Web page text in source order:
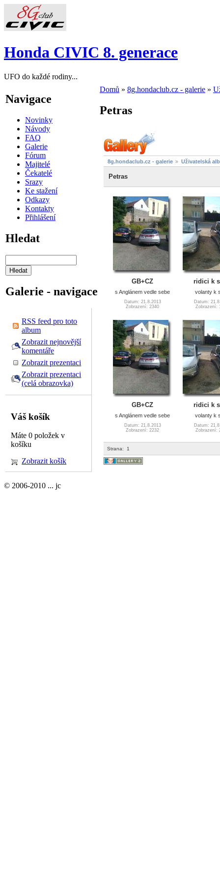
Honda CIVIC 8. generace
UFO do každé rodiny...
Navigace
Novinky
Návody
FAQ
Galerie
Fórum
Majitelé
Čekatelé
Srazy
Ke stažení
Odkazy
Kontakty
Přihlášení
Hledat
Galerie - navigace
RSS feed pro toto
album
Zobrazit nejnovější
komentáře
Zobrazit prezentaci
Zobrazit prezentaci
(celá obrazovka)
Váš košík
Máte 0 položek v
košíku
Zobrazit košík
Domů » 8g.hondaclub.cz - galerie »
Petras
8g.hondaclub.cz - galerie Uživatelská
Petras
GB+CZ
s Anglánem vedle sebe
Datum: 21.8.2013
Zobrazení: 2340
ridici k
volanty k
Datum:
Zobrazení:
GB+CZ
s Anglánem vedle sebe
Datum: 21.8.2013
Zobrazení: 2232
ridici k
volanty k
Datum:
Zobrazení:
Strana: 1
© 2006-2010 ... jc